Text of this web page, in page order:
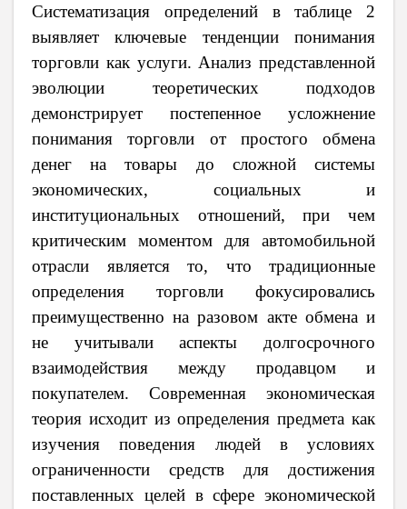
Систематизация определений в таблице 2
выявляет ключевые тенденции понимания
торговли как услуги. Анализ представленной
эволюции теоретических подходов
демонстрирует постепенное усложнение
понимания торговли от простого обмена
денег на товары до сложной системы
экономических, социальных и
институциональных отношений, при чем
критическим моментом для автомобильной
отрасли является то, что традиционные
определения торговли фокусировались
преимущественно на разовом акте обмена и
не учитывали аспекты долгосрочного
взаимодействия между продавцом и
покупателем. Современная экономическая
теория исходит из определения предмета как
изучения поведения людей в условиях
ограниченности средств для достижения
поставленных целей в сфере экономической